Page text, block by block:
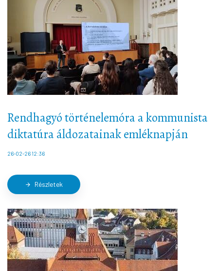
Rendhagyó történelemóra a kommunista
diktatúra áldozatainak emléknapján
26-02-26 12:36
arrow_forward Részletek